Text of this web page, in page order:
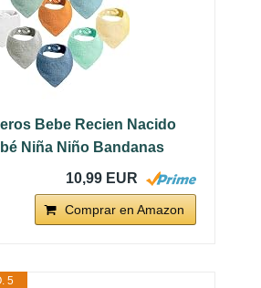
Bebe Recien Nacido
Niña Niño Bandanas
10,99 EUR
Comprar en Amazon
5